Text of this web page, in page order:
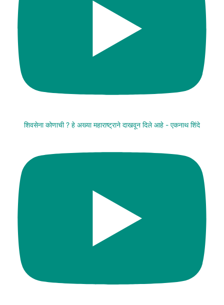
शिवसेना कोणाची ? हे अख्या महाराष्ट्राने दाखवून दिले आहे - एकनाथ शिंदे